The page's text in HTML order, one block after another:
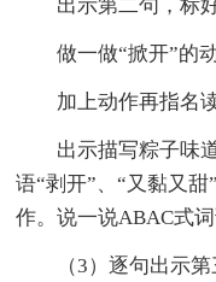
出示第二句，标
做一做“掀开”的
加上动作再指名
出示描写粽子味
语“剥开”、“又黏又
作。说一说ABAC式
（3）逐句出示